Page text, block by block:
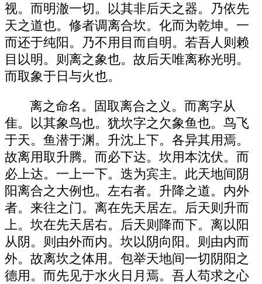
视。而明澈一切。以其非后天之器。乃依先
天之道也。修者调离合坎。化而为乾坤。一
而还于纯阳。乃不用目而自明。若吾人则赖
目以明。则离之象也。故后天唯离称光明。
而取象于日与火也。
离之命名。固取离合之义。而离字从
隹。以其象鸟也。犹坎字之欠象鱼也。鸟飞
于天。鱼潜于渊。升沈上下。各异其用焉。
故离用取升腾。而必下达。坎用本沈伏。而
必上达。一上一下。迭为宾主。此天地间阴
阳离合之大例也。左右者。升降之道。内外
者。来往之门。离在先天居左。后天则升而
上。坎在先天居右。后天则降而下。离以阳
从阴。则由外而内。坎以阴向阳。则由内而
外。故离坎之体用。包举天地间一切阴阳之
德用。而先见于水火日月焉。吾人苟求之心